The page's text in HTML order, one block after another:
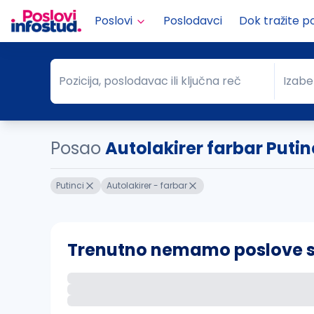
Poslovi Poslodavci Dok tražite
Pozicija, poslodavac ili ključna reč
Pozicija, poslodavac ili ključna reč Grad
PosaoAutolakirer farbar
Putinci Autolakirer - farbar
Trenutno nemamo poslove